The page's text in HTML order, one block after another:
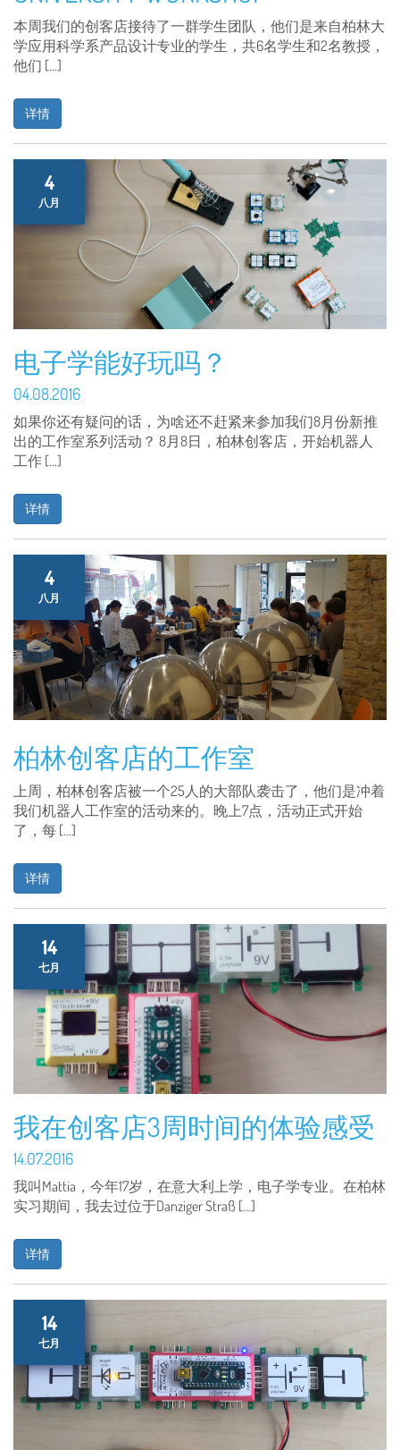
本周我们的创客店接待了一群学生团队，他们是来自柏林大
学应用科学系产品设计专业的学生，共6名学生和2名教授，
他们 […]
详情
4
八月
电子学能好玩吗？
04.08.2016
如果你还有疑问的话，为啥还不赶紧来参加我们8月份新推
出的工作室系列活动？ 8月8日，柏林创客店，开始机器人
工作 […]
详情
4
八月
柏林创客店的工作室
上周，柏林创客店被一个25人的大部队袭击了，他们是冲着
我们机器人工作室的活动来的。晚上7点，活动正式开始
了，每 […]
详情
14
七月
我在创客店3周时间的体验感受
14.07.2016
我叫Mattia，今年17岁，在意大利上学，电子学专业。在柏林
实习期间，我去过位于Danziger Straß […]
详情
14
七月